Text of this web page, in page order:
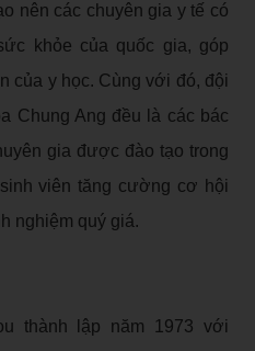
nên các chuyên gia y tế có
khỏe của quốc gia, góp
của y học. Cùng với đó, đội
Chung Ang đều là các bác
gia được đào tạo trong
viên tăng cường cơ hội
nghiệm quý giá.
thành lập năm 1973 với